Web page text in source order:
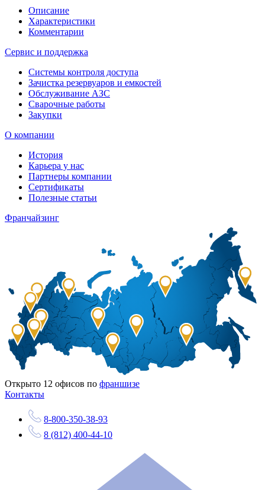
Описание
Характеристики
Комментарии
Сервис и поддержка
Системы контроля доступа
Зачистка резервуаров и емкостей
Обслуживание АЗС
Сварочные работы
Закупки
О компании
История
Карьера у нас
Партнеры компании
Сертификаты
Полезные статьи
Франчайзинг
Открыто 12 офисов по франшизе
Контакты
8-800-350-38-93
8 (812) 400-44-10